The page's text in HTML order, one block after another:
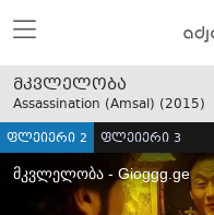
მკვლელობა
Assassination (Amsal) (2015)
ფლეიერი 2 ფლეიერი 3